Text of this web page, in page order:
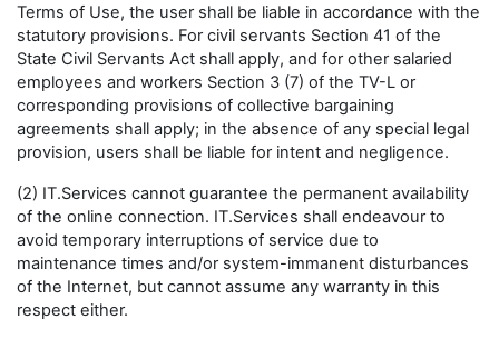
Terms of Use, the user shall be liable in accordance with the
statutory provisions. For civil servants Section 41 of the
State Civil Servants Act shall apply, and for other salaried
employees and workers Section 3 (7) of the TV-L or
corresponding provisions of collective bargaining
agreements shall apply; in the absence of any special legal
provision, users shall be liable for intent and negligence.
(2) IT.Services cannot guarantee the permanent availability
of the online connection. IT.Services shall endeavour to
avoid temporary interruptions of service due to
maintenance times and/or system-immanent disturbances
of the Internet, but cannot assume any warranty in this
respect either.